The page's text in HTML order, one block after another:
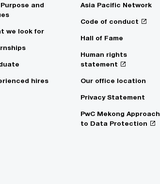
and
we look for
hires
Asia Pacific Network
Code of conduct
Hall of Fame
Human rights
statement
Our office location
Privacy Statement
PwC Mekong Approach
to Data Protection